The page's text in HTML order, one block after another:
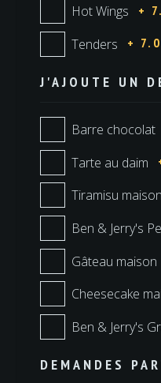
Hot Wings +
Tenders +
J'AJOUTE UN
Barre chocolat
Tarte au daim
Tiramisu maison
Ben & Jerry's
Gâteau maison
Cheesecake
Ben & Jerry's
DEMANDES